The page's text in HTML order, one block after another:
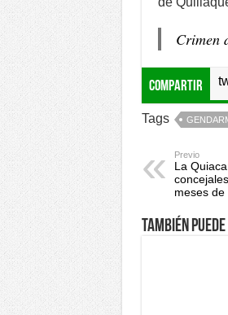
Crimen
Compartir
Tags
Previo
La
meses de
También